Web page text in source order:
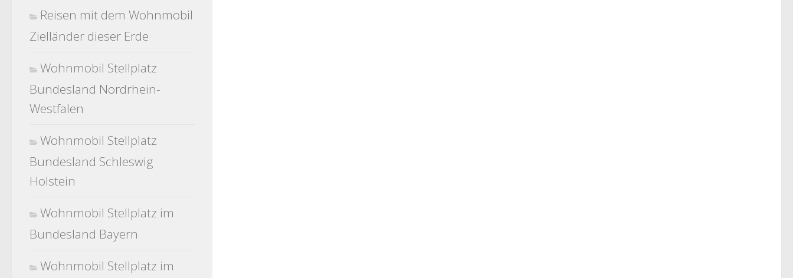
Reisen mit dem Wohnmobil
Zielländer dieser Erde
Wohnmobil Stellplatz
Bundesland Nordrhein-
Westfalen
Wohnmobil Stellplatz
Bundesland Schleswig
Holstein
Wohnmobil Stellplatz im
Bundesland Bayern
Wohnmobil Stellplatz im